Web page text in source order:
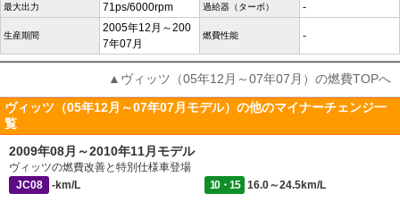
最大出力 71ps/6000rpm 過給器（ターボ） -
生産期間
2005年12月～200
7年07月
燃費性能 -
▲ヴィッツ（05年12月～07年07月）の燃費TOPへ
ヴィッツ（05年12月～07年07月モデル）の他のマイナーチェンジ一
覧
2009年08月～2010年11月モデル
ヴィッツの燃費改善と特別仕様車登場
JC08
-km/L 10・15 16.0～24.5km/L